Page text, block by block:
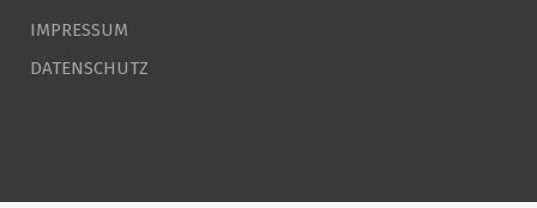
IMPRESSUM
DATENSCHUTZ